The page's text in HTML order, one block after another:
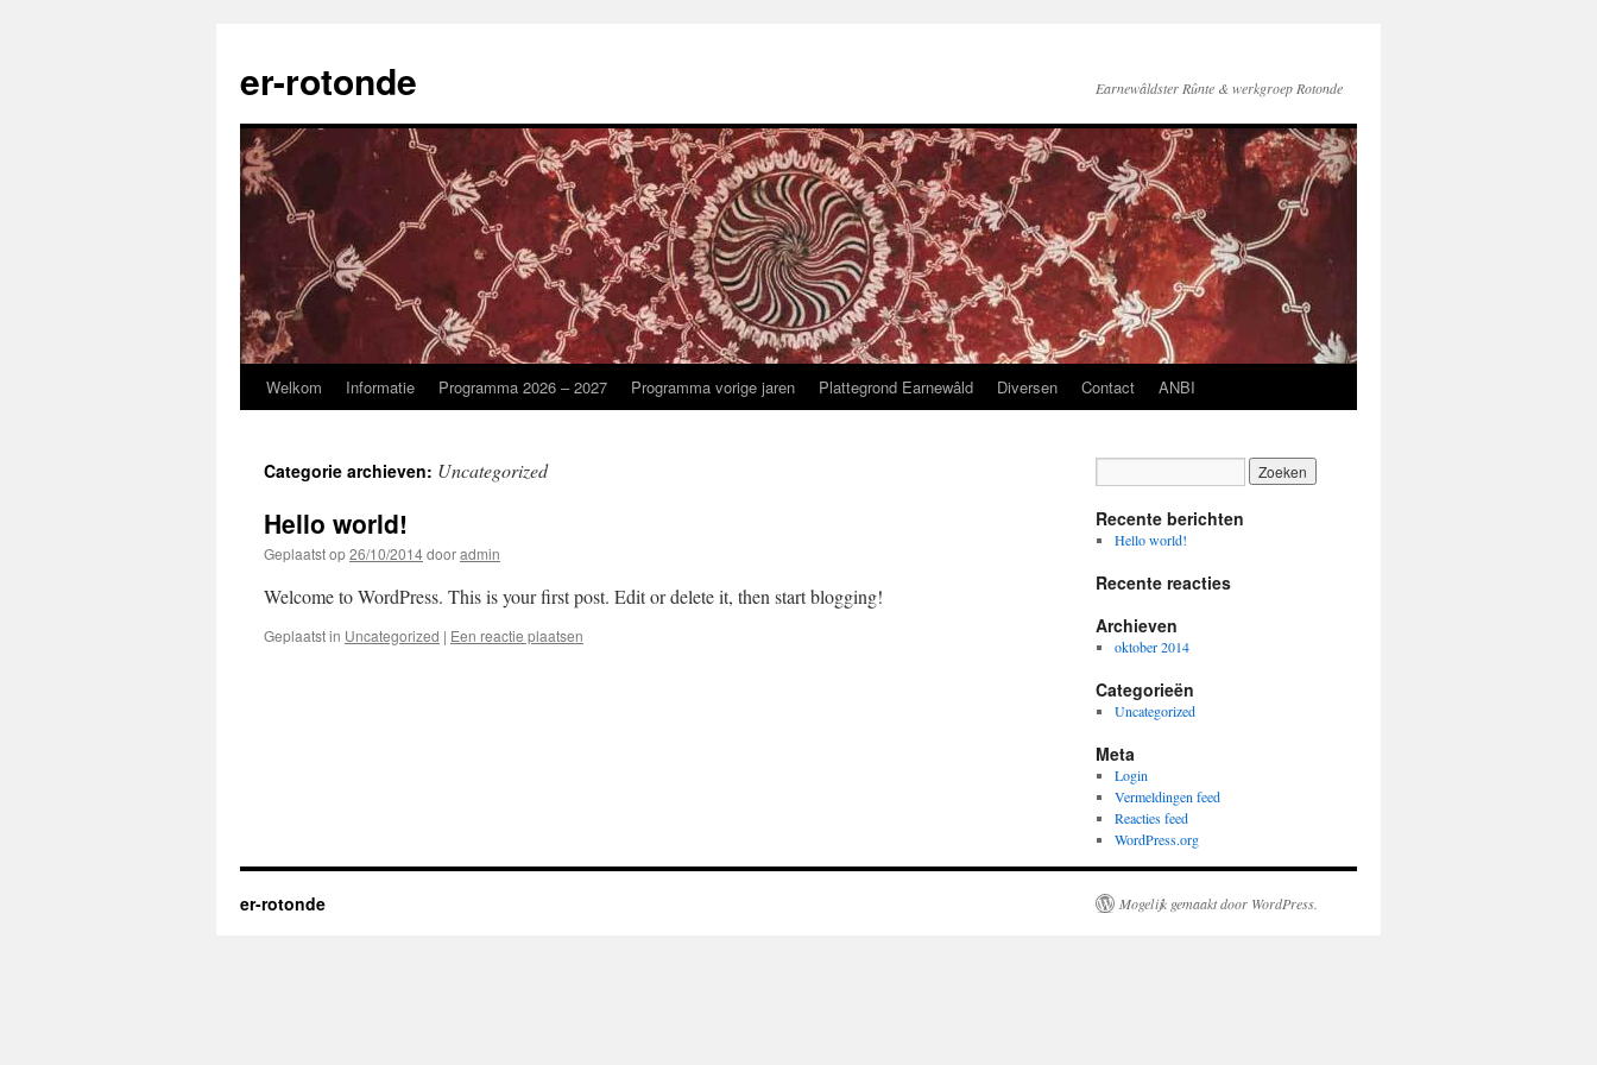
de
inhoud
er-rotonde Earnewâldster Rûnte & werkgroep Rotonde
Welkom Informatie Programma 2026 – 2027 Programma vorige jaren Plattegrond Earnewâld Diversen Contact ANBI
Categorie archieven: Uncategorized
Hello world!
Geplaatst op26/10/2014dooradmin
Welcome to WordPress. This is your first post. Edit or delete it, then start blogging!
Geplaatst in Uncategorized | Een reactie plaatsen
Recente berichten
Hello world!
Recente reacties
Archieven
oktober 2014
Categorieën
Uncategorized
Meta
Login
Vermeldingen feed
Reacties feed
WordPress.org
er-rotonde Mogelijk gemaakt door WordPress.